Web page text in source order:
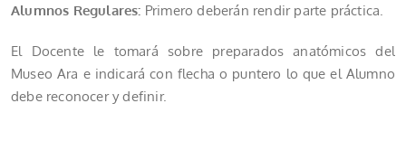
Alumnos Regulares: Primero deberán rendir parte práctica.
El Docente le tomará sobre preparados anatómicos del
Museo Ara e indicará con flecha o puntero lo que el Alumno
debe reconocer y definir.